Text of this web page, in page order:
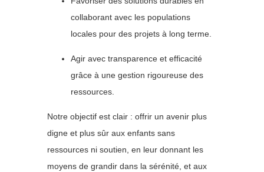
collaborant avec les populations
locales pour des projets à long terme.
Agir avec transparence et efficacité
grâce à une gestion rigoureuse des
ressources.
Notre objectif est clair : offrir un avenir plus
digne et plus sûr aux enfants sans
ressources ni soutien, en leur donnant les
moyens de grandir dans la sérénité, et aux